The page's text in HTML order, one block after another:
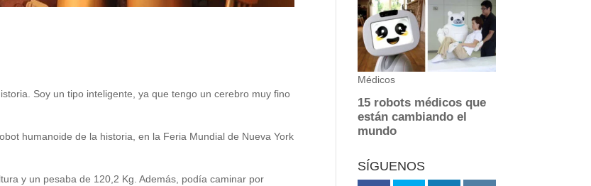
Soy un tipo inteligente, ya que tengo un cerebro muy fino
humanoide de la historia, en la Feria Mundial de Nueva York
y un pesaba de 120,2 Kg. Además, podía caminar por
SÍGUENOS